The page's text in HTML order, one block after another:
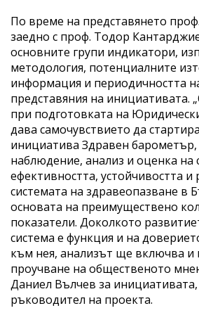
По време на представянето
заедно с проф. Тодор
основните групи индикатори,
методология, потенциалните
информация и периодичността
представяния на инициативата.
при подготовката на
дава самочувствието да
инициатива Здравен
наблюдение, анализ и оценка на
ефективността, устойчивостта и
системата на здравеопазване в
основата на преимуществено
показатели. Доколкото
система е функция и на
към нея, анализът ще включва и
проучване на общественото
Даниел Вълчев за
ръководител на проекта.